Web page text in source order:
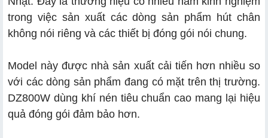
trong việc sản xuất các dòng sản phẩm hút chân
không nói riêng và các thiết bị đóng gói nói chung.
Model này được nhà sản xuất cải tiến hơn nhiều so
với các dòng sản phẩm đang có mặt trên thị trường.
DZ800W dùng khí nén tiêu chuẩn cao mang lại hiệu
quả đóng gói đảm bảo hơn.